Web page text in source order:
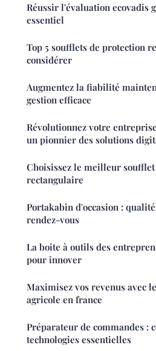
Réussir l'évaluation ecovadis
essentiel
Top 5 soufflets de protection
considérer
Augmentez la fiabilité
gestion efficace
Révolutionnez votre
un pionnier des solutions
Choisissez le meilleur
rectangulaire
Portakabin d'occasion :
rendez-vous
La boite à outils des
pour innover
Maximisez vos revenus avec
agricole en france
Préparateur de commandes :
technologies essentielles